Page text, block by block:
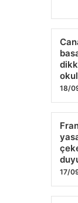
18/
17/